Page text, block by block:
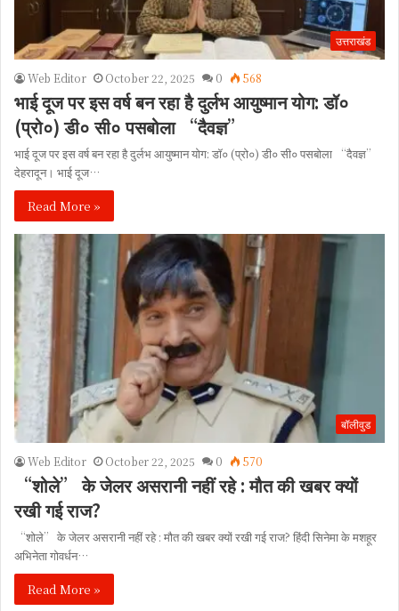
उत्तराखंड
Web Editor October 22, 2025 0 568
भाई दूज पर इस वर्ष बन रहा है दुर्लभ आयुष्मान योग: डॉ०
(प्रो०) डी० सी० पसबोला “दैवज्ञ”
भाई दूज पर इस वर्ष बन रहा है दुर्लभ आयुष्मान योग: डॉ० (प्रो०) डी० सी० पसबोला “दैवज्ञ”
देहरादून। भाई दूज…
Read More »
बॉलीवुड
Web Editor October 22, 2025 0 570
“शोले” के जेलर असरानी नहीं रहे : मौत की खबर क्यों
रखी गई राज?
“शोले” के जेलर असरानी नहीं रहे : मौत की खबर क्यों रखी गई राज? हिंदी सिनेमा के मशहूर
अभिनेता गोवर्धन…
Read More »